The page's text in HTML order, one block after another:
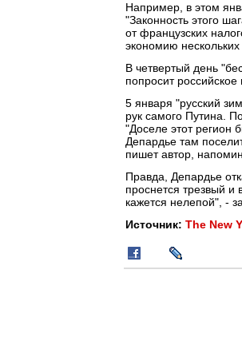
Например, в этом
"Законность этого
от французских
экономию нескольких
В четвертый день
попросит
5 января "русский
рук самого Путина.
"Доселе этот регион
Депардье там
пишет автор,
Правда, Депардье
проснется трезвый и
кажется нелепой", -
Источник: The New